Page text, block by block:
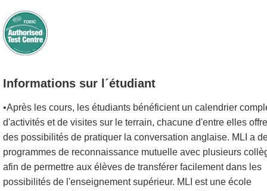
Informations sur l´étudiant
•Après les cours, les étudiants bénéficient un calendrier
d'activités et de visites sur le terrain, chacune d'entre elles
des possibilités de pratiquer la conversation anglaise. MLI a
programmes de reconnaissance mutuelle avec plusieurs
afin de permettre aux élèves de transférer facilement dans les
possibilités de l'enseignement supérieur. MLI est une école